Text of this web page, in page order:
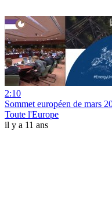
2:10
Sommet européen de mars
Toute l'Europe
il y a 11 ans